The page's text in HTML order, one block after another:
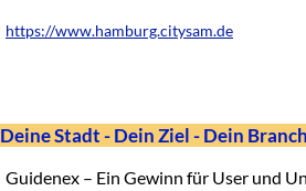
https://www.hamburg.citysam.de
Deine Stadt - Dein Ziel - Dein
Guidenex – Ein Gewinn für User und